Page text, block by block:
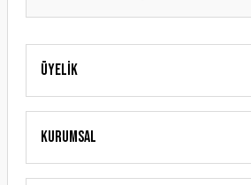
Gönder
Üyelik
Kurumsal